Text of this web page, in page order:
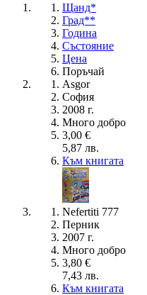
Щанд*
Град**
Година
Състояние
Цена
Поръчай
Asgor
София
2008 г.
Много добро
3,00 €
5,87 лв.
Към книгата
Nefertiti 777
Перник
2007 г.
Много добро
3,80 €
7,43 лв.
Към книгата